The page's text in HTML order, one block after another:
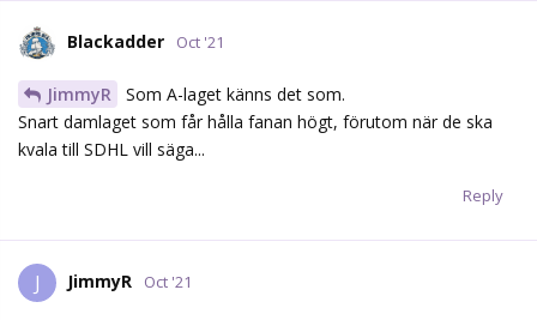
Blackadder Oct '21
JimmyR
Som A-laget känns det som.
Snart damlaget som får hålla fanan högt, förutom när de ska
kvala till SDHL vill säga...
Reply
J JimmyR Oct '21